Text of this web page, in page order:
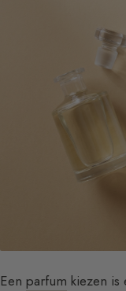
Een parfum kiezen is